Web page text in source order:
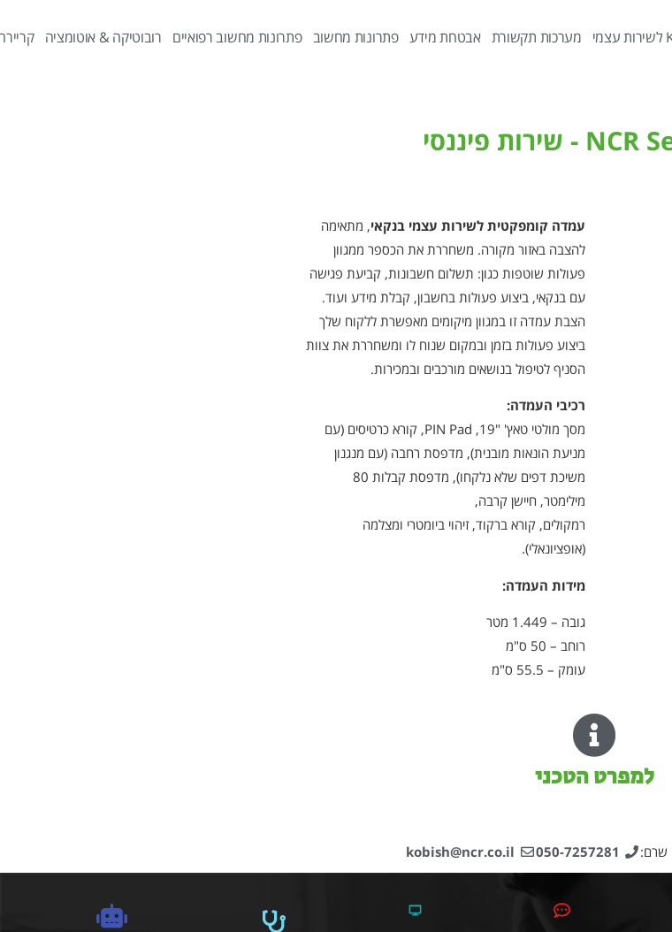
מערכות תקשורת אבטחת מידע פתרונות מחשוב פתרונות מחשוב רפואיים רובוטיקה & אוטומציה
NCR SelfServ™4 - שירות פיננסי
עמדה קומפקטית לשירות עצמי בנקאי, מתאימה
להצבה באזור מקורה. משחררת את הכספר ממגוון
פעולות שוטפות כגון: תשלום חשבונות, קביעת פגישה
עם בנקאי, ביצוע פעולות בחשבון, קבלת מידע ועוד.
הצבת עמדה זו במגוון מיקומים מאפשרת ללקוח שלך
ביצוע פעולות בזמן ובמקום שנוח לו ומשחררת את צוות
הסניף לטיפול בנושאים מורכבים ובמכירות.
רכיבי העמדה:
מסך מולטי טאץ' "19, PIN Pad, קורא כרטיסים (עם
מניעת הונאות מובנית), מדפסת רחבה (עם מנגנון
משיכת דפים שלא נלקחו), מדפסת קבלות 80
מילימטר, חיישן קרבה,
רמקולים, קורא ברקוד, זיהוי ביומטרי ומצלמה
(אופציונאלי).
מידות העמדה:
גובה – 1.449 מטר
רוחב – 50 ס"מ
עומק – 55.5 ס"מ
למפרט הטכני
שרם: 050-7257281
kobish@ncr.co.il